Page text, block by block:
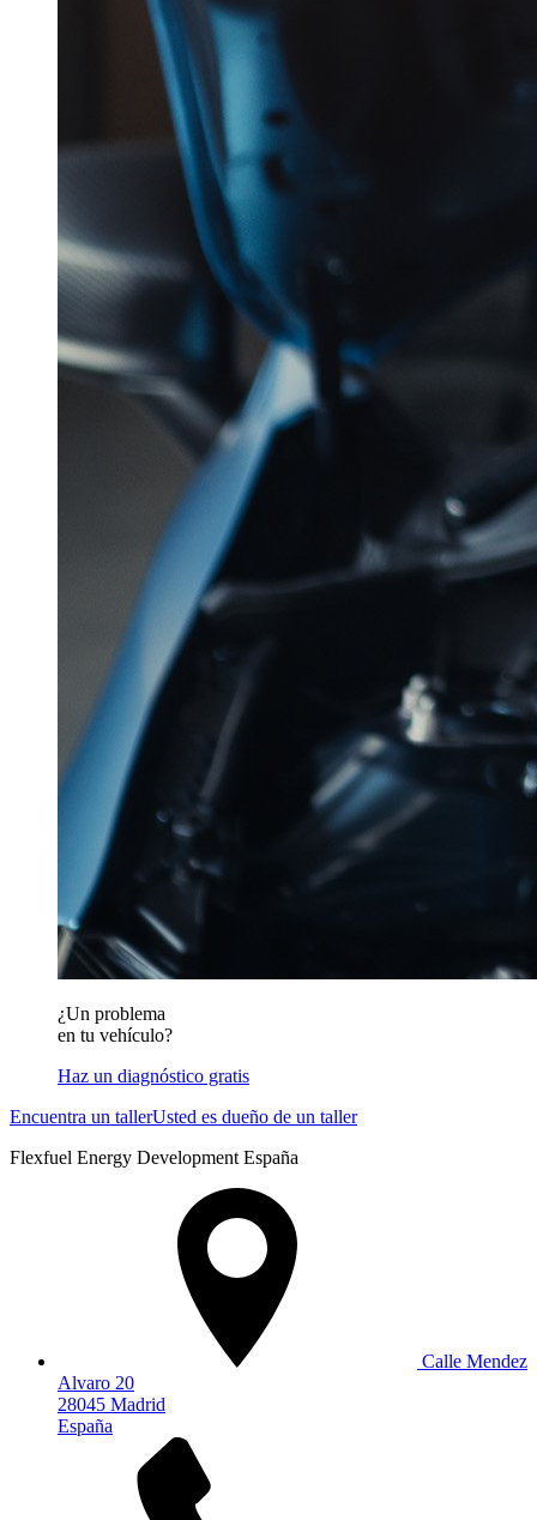
¿Un problema
en tu vehículo?
Haz un diagnóstico gratis
Encuentra un tallerUsted es dueño de un taller
Flexfuel Energy Development España
Calle Mendez
Alvaro 20
28045 Madrid
España